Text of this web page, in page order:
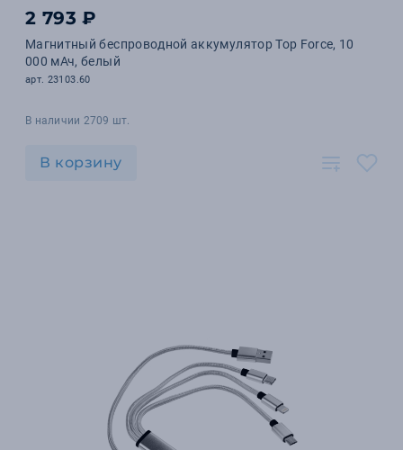
2 793 ₽
Магнитный беспроводной аккумулятор Top Force, 10
000 мАч, белый
арт. 23103.60
В наличии 2709 шт.
В корзину